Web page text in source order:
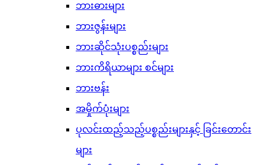
ဘားဓားများ
ဘားဇွန်းများ
ဘားဆိုင်သုံးပစ္စည်းများ
ဘားကိရိယာများ စင်များ
ဘားဗန်း
အမှိုက်ပုံးများ
ပုလင်းထည့်သည့်ပစ္စည်းများနှင့် ခြင်းတောင်း
များ